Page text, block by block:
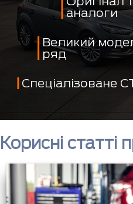
аналоги
Великий
ряд
Спеціалізоване
Корисні статті